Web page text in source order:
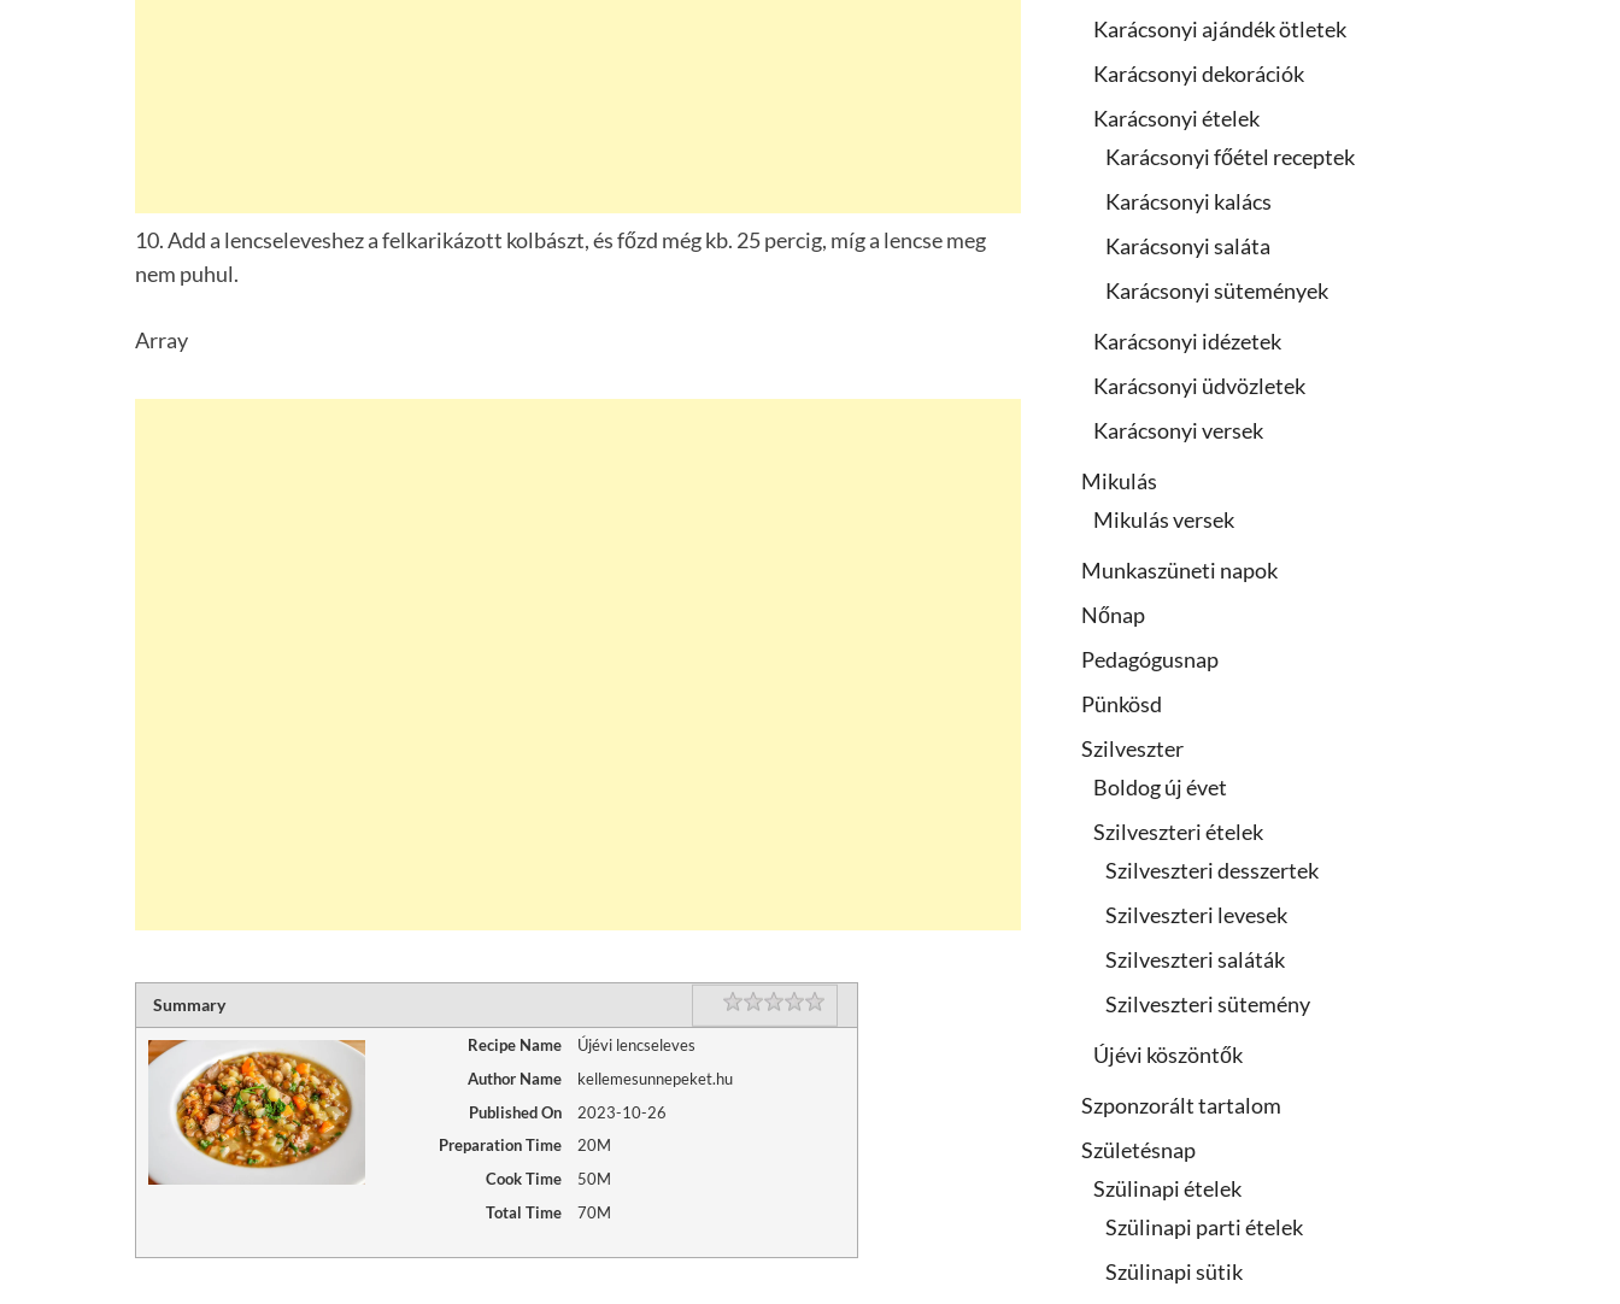
10. Add a lencseleveshez a felkarikázott kolbászt, és főzd még kb. 25 percig, míg a lencse meg
nem puhul.
Array
Summary Rating
Recipe Name
Újévi lencseleves
Author Name
kellemesunnepeket.hu
Published On
2023-10-26
Preparation Time
20M
Cook Time
50M
Total Time
70M
Karácsonyi ajándék ötletek
Karácsonyi dekorációk
Karácsonyi ételek
Karácsonyi főétel receptek
Karácsonyi kalács
Karácsonyi saláta
Karácsonyi sütemények
Karácsonyi idézetek
Karácsonyi üdvözletek
Karácsonyi versek
Mikulás
Mikulás versek
Munkaszüneti napok
Nőnap
Pedagógusnap
Pünkösd
Szilveszter
Boldog új évet
Szilveszteri ételek
Szilveszteri desszertek
Szilveszteri levesek
Szilveszteri saláták
Szilveszteri sütemény
Újévi köszöntők
Szponzorált tartalom
Születésnap
Szülinapi ételek
Szülinapi parti ételek
Szülinapi sütik